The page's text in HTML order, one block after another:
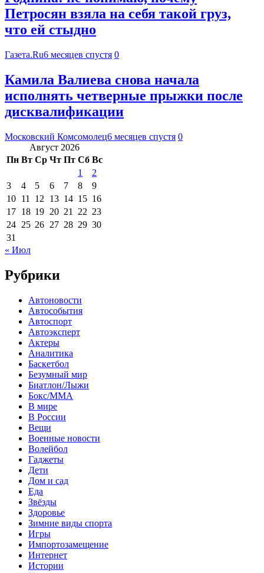
Петросян взяла на себя такой груз,
что ей стыдно
Газета.Ru6 месяцев спустя 0
Камила Валиева снова начала
исполнять четверные прыжки после
дисквалификации
Московский Комсомолец6 месяцев спустя 0
Август 2026
Пн Вт Ср Чт Пт Сб Вс
1
2
3
4 5 6 7 8
9
10 11 12 13 14 15 16
17 18 19 20 21 22 23
24 25 26 27 28 29 30
31
« Июл
Рубрики
Автоновости
Автособытия
Автоспорт
Автоэксперт
Актеры
Аналитика
Баскетбол
Безумный мир
Биатлон/Лыжи
Бокс/MMA
В мире
В России
Вещи
Военные новости
Волейбол
Гаджеты
Дети
Дом и сад
Еда
Звёзды
Здоровье
Зимние виды спорта
Игры
Импортозамещение
Интернет
Истории